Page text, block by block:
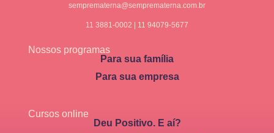
semprematerna@semprematerna.com.br
11 3881-0002 | 11 94079-5677
Nossos programas
Para sua família
Para sua empresa
Cursos online
Deu Positivo. E aí?